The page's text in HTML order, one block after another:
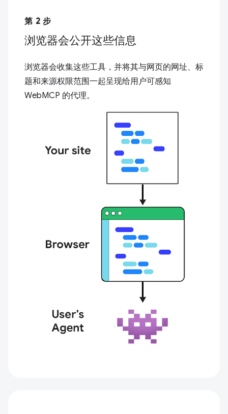
第 2 步
浏览器会公开这些信息
浏览器会收集这些工具，并将其与网页的网址、标
题和来源权限范围一起呈现给用户可感知
WebMCP 的代理。